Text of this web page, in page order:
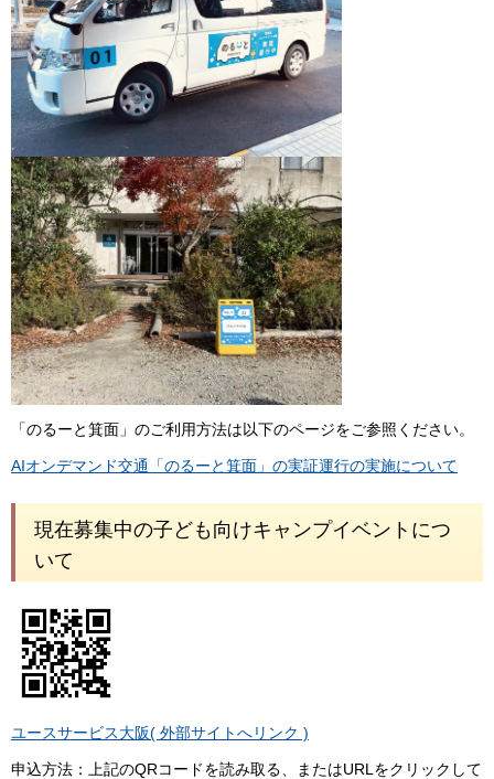
「のるーと箕面」のご利用方法は以下のページをご参照ください。
AIオンデマンド交通「のるーと箕面」の実証運行の実施について
現在募集中の子ども向けキャンプイベントにつ
いて
ユースサービス大阪( 外部サイトへリンク )
申込方法：上記のQRコードを読み取る、またはURLをクリックして